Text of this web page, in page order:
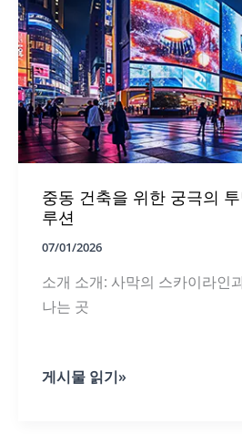
격
가
이
드
2026
중동 건축을 위한 궁극의
루션
07/01/2026
소개 소개: 사막의 스카이라인
나는 곳
중
게시물 읽기»